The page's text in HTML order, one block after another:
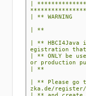
|
| **
|
| **
egistration
| ** ONLY be
or
|
| ** Please go
zka.de/